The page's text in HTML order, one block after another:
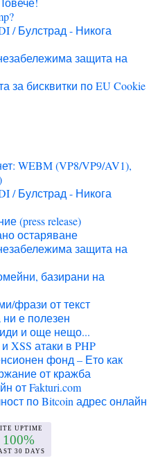
/ Булстрад - Никога
защита на
за бисквитки по EU Cookie
WEBM (VP8/VP9/AV1),
/ Булстрад - Никога
(press release)
остаряване
защита на
базирани на
фрази от текст
ни е полезен
и още нещо...
XSS атаки в PHP
фонд – Ето как
от кражба
от Fakturi.com
по Bitcoin адрес онлайн